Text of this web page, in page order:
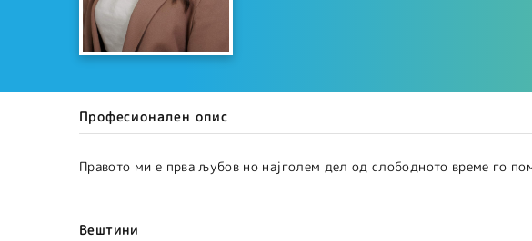
Професионален опис
Правото ми е прва љубов но најголем дел од слободното време го
Вештини